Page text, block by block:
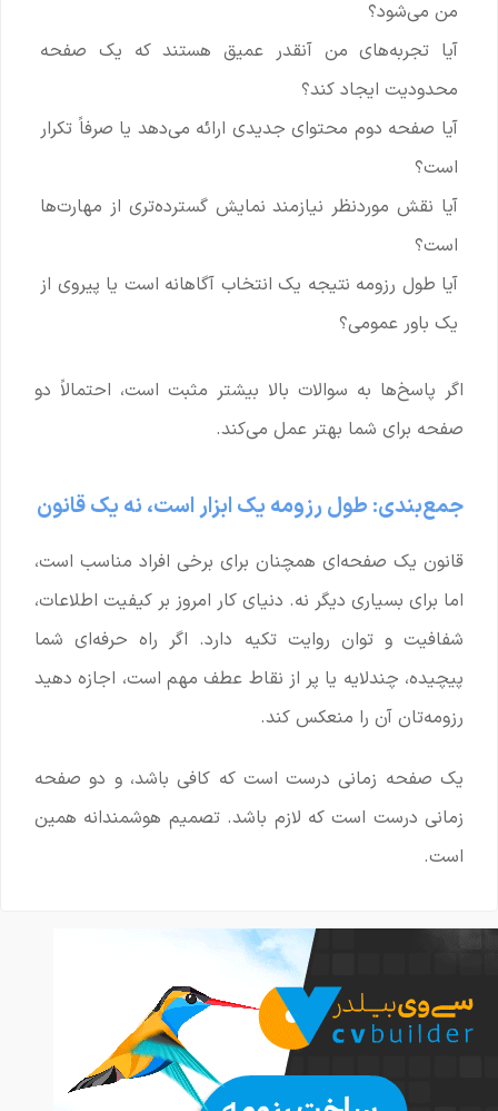
من می‌شود؟
آیا تجربه‌های من آنقدر عمیق هستند که یک صفحه
محدودیت ایجاد کند؟
آیا صفحه دوم محتوای جدیدی ارائه می‌دهد یا صرفاً تکرار
است؟
آیا نقش موردنظر نیازمند نمایش گسترده‌تری از مهارت‌ها
است؟
آیا طول رزومه نتیجه یک انتخاب آگاهانه است یا پیروی از
یک باور عمومی؟
اگر پاسخ‌ها به سوالات بالا بیشتر مثبت است، احتمالاً دو
صفحه برای شما بهتر عمل می‌کند.
جمع‌بندی: طول رزومه یک ابزار است، نه یک قانون
قانون یک صفحه‌ای همچنان برای برخی افراد مناسب است،
اما برای بسیاری دیگر نه. دنیای کار امروز بر کیفیت اطلاعات،
شفافیت و توان روایت تکیه دارد. اگر راه حرفه‌ای شما
پیچیده، چندلایه یا پر از نقاط عطف مهم است، اجازه دهید
رزومه‌تان آن را منعکس کند.
یک صفحه زمانی درست است که کافی باشد، و دو صفحه
زمانی درست است که لازم باشد. تصمیم هوشمندانه همین
است.